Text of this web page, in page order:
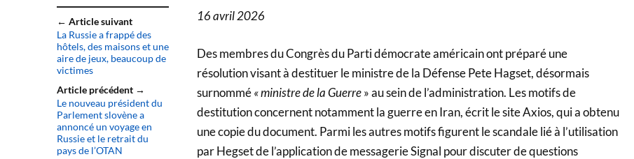
← Article suivant
La Russie a frappé des
hôtels, des maisons et une
aire de jeux, beaucoup de
victimes
Article précédent →
Le nouveau président du
Parlement slovène a
annoncé un voyage en
Russie et le retrait du
pays de l’OTAN
16 avril 2026
Des membres du Congrès du Parti démocrate américain ont préparé une
résolution visant à destituer le ministre de la Défense Pete Hagset, désormais
surnommé« ministre de la Guerre» au sein de l’administration. Les motifs de
destitution concernent notamment la guerre en Iran, écrit le site Axios, qui a obtenu
une copie du document. Parmi les autres motifs figurent le scandale lié à l’utilisation
par Hegset de l’application de messagerie Signal pour discuter de questions